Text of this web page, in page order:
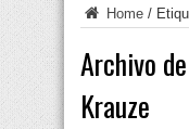
Home /
Archivo
Krauze